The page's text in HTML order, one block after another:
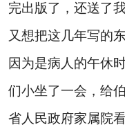
完出版了，还送了
又想把这几年写的
因为是病人的午休
们小坐了一会，给
省人民政府家属院